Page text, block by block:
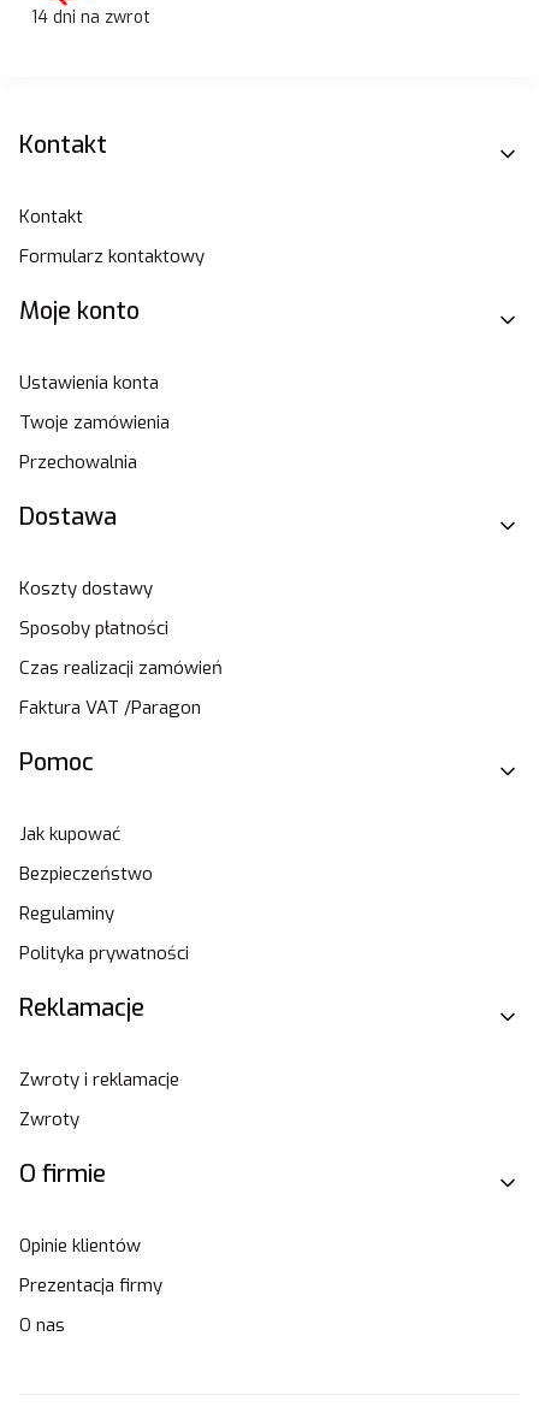
14 dni na zwrot
Linki w stopce
Kontakt
Kontakt
Formularz kontaktowy
Moje konto
Ustawienia konta
Twoje zamówienia
Przechowalnia
Dostawa
Koszty dostawy
Sposoby płatności
Czas realizacji zamówień
Faktura VAT /Paragon
Pomoc
Jak kupować
Bezpieczeństwo
Regulaminy
Polityka prywatności
Reklamacje
Zwroty i reklamacje
Zwroty
O firmie
Opinie klientów
Prezentacja firmy
O nas